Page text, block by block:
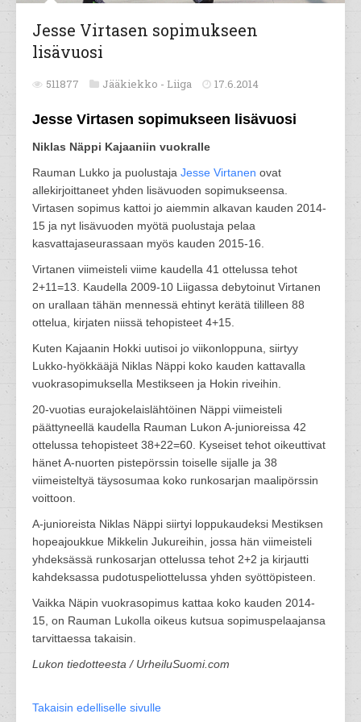
Jesse Virtasen sopimukseen
lisävuosi
511877 Jääkiekko - Liiga 17.6.2014
Jesse Virtasen sopimukseen lisävuosi
Niklas Näppi Kajaaniin vuokralle
Rauman Lukko ja puolustaja Jesse Virtanen ovat
allekirjoittaneet yhden lisävuoden sopimukseensa.
Virtasen sopimus kattoi jo aiemmin alkavan kauden 2014-
15 ja nyt lisävuoden myötä puolustaja pelaa
kasvattajaseurassaan myös kauden 2015-16.
Virtanen viimeisteli viime kaudella 41 ottelussa tehot
2+11=13. Kaudella 2009-10 Liigassa debytoinut Virtanen
on urallaan tähän mennessä ehtinyt kerätä tililleen 88
ottelua, kirjaten niissä tehopisteet 4+15.
Kuten Kajaanin Hokki uutisoi jo viikonloppuna, siirtyy
Lukko-hyökkääjä Niklas Näppi koko kauden kattavalla
vuokrasopimuksella Mestikseen ja Hokin riveihin.
20-vuotias eurajokelaislähtöinen Näppi viimeisteli
päättyneellä kaudella Rauman Lukon A-junioreissa 42
ottelussa tehopisteet 38+22=60. Kyseiset tehot oikeuttivat
hänet A-nuorten pistepörssin toiselle sijalle ja 38
viimeisteltyä täysosumaa koko runkosarjan maalipörssin
voittoon.
A-junioreista Niklas Näppi siirtyi loppukaudeksi Mestiksen
hopeajoukkue Mikkelin Jukureihin, jossa hän viimeisteli
yhdeksässä runkosarjan ottelussa tehot 2+2 ja kirjautti
kahdeksassa pudotuspeliottelussa yhden syöttöpisteen.
Vaikka Näpin vuokrasopimus kattaa koko kauden 2014-
15, on Rauman Lukolla oikeus kutsua sopimuspelaajansa
tarvittaessa takaisin.
Lukon tiedotteesta / UrheiluSuomi.com
Takaisin edelliselle sivulle